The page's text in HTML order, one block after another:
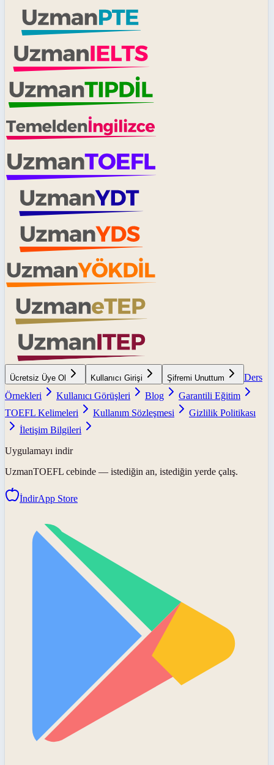
Ücretsiz Üye Ol Kullanıcı Girişi Şifremi Unuttum
Ders
Örnekleri
Kullanıcı Görüşleri Blog
Garantili Eğitim
TOEFL Kelimeleri
Kullanım Sözleşmesi
Gizlilik Politikası
İletişim Bilgileri
Uygulamayı indir
UzmanTOEFL cebinde — istediğin an, istediğin yerde çalış.
İndirApp Store